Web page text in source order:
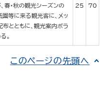
春・秋の観光シーズンの
園等に来る観光客に、メッ
とともに、観光案内ボラ
。
25 70
このページの先頭へ